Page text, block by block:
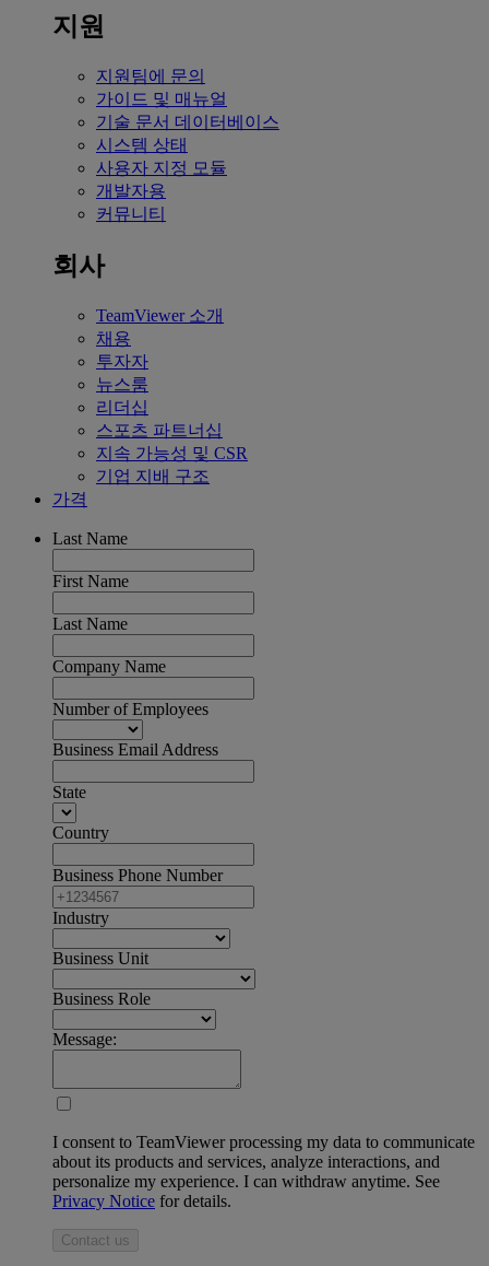
지원
지원팀에 문의
가이드 및 매뉴얼
기술 문서 데이터베이스
시스템 상태
사용자 지정 모듈
개발자용
커뮤니티
회사
TeamViewer 소개
채용
투자자
뉴스룸
리더십
스포츠 파트너십
지속 가능성 및 CSR
기업 지배 구조
가격
Last Name
First Name
Last Name
Company Name
Number of Employees
Business Email Address
State
Country
Business Phone Number
Industry
Business Unit
Business Role
Message:
I consent to TeamViewer processing my data to communicate
about its products and services, analyze interactions, and
personalize my experience. I can withdraw anytime. See
Privacy Notice for details.
Contact us